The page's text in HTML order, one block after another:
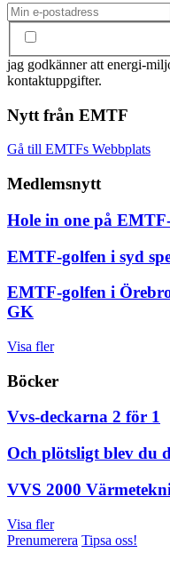
jag godkänner att energi-
kontaktuppgifter.
Nytt från EMTF
Gå till EMTFs Webbplats
Medlemsnytt
Hole in one på
EMTF-golfen i syd
EMTF-golfen i
GK
Visa fler
Böcker
Vvs-deckarna 2 för 1
Och plötsligt blev du
VVS 2000
Visa fler
Prenumerera Tipsa oss!